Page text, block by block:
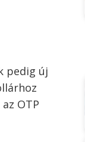
pedig új
OTP